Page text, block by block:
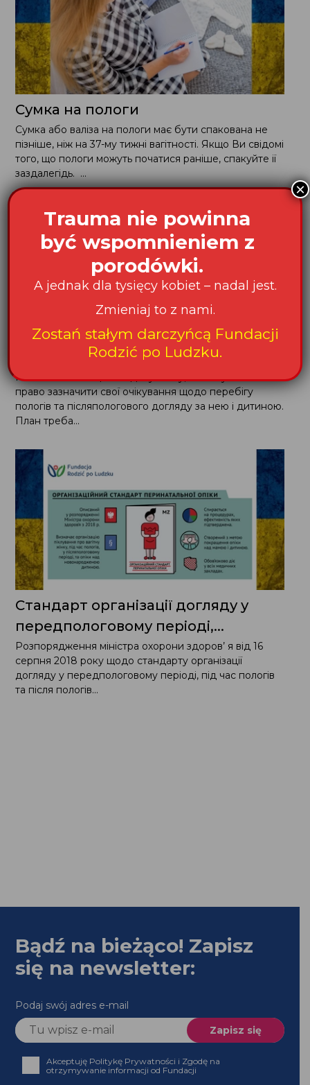
Сумка на пологи
Сумка або валiза на пологи має бути спакована не
пiзнiше, нiж на 37-му тижнi вагiтностi. Якщо Ви свiдомi
того, що пологи можуть початися ранiше, спакуйте iї
заздалегiдь. ...
План пологiв
План пологiв — це тип документу, в якому жiнка має
право зазначити свої очiкування щодо перебiгу
пологiв та пiсляпологового догляду за нею i дитиною.
План треба...
Стандарт органiзацiї догляду у
передпологовому перiодi,...
Розпорядження мiнiстра охорони здоров’ я вiд 16
серпня 2018 року щодо стандарту органiзацiї
догляду у передпологовому перiодi, пiд час пологiв
та пiсля пологiв...
Bądź na bieżąco! Zapisz
się na newsletter:
Podaj swój adres e-mail
Akceptuję Politykę Prywatności i Zgodę na
otrzymywanie informacji od Fundacji
Trauma nie powinna
być wspomnieniem z
porodówki.
A jednak dla tysięcy kobiet – nadal jest.
Zmieniaj to z nami.
Zostań stałym darczyńcą Fundacji
Rodzić po Ludzku.
×